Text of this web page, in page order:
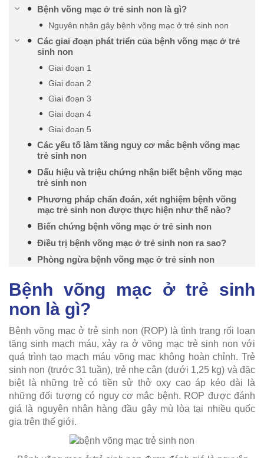
Bệnh võng mạc ở trẻ sinh non là gì?
Nguyên nhân gây bệnh võng mạc ở trẻ sinh non
Các giai đoạn phát triển của bệnh võng mạc ở trẻ
sinh non
Giai đoạn 1
Giai đoạn 2
Giai đoạn 3
Giai đoạn 4
Giai đoạn 5
Các yếu tố làm tăng nguy cơ mắc bệnh võng mạc
trẻ sinh non
Dấu hiệu và triệu chứng nhận biết bệnh võng mạc
trẻ sinh non
Phương pháp chẩn đoán, xét nghiệm bệnh võng
mạc trẻ sinh non được thực hiện như thế nào?
Biến chứng bệnh võng mạc ở trẻ sinh non
Điều trị bệnh võng mạc ở trẻ sinh non ra sao?
Phòng ngừa bệnh võng mạc ở trẻ sinh non
Bệnh võng mạc ở trẻ sinh
non là gì?
Bệnh võng mạc ở trẻ sinh non (ROP) là tình trạng rối loạn
tăng sinh mạch máu, xảy ra ở võng mạc trẻ sinh non với
quá trình tạo mạch máu võng mạc không hoàn chỉnh. Trẻ
sinh non (trước 31 tuần), trẻ nhẹ cân (dưới 1,25 kg) và đặc
biệt là những trẻ có tiền sử thở oxy cao áp kéo dài là
những đối tượng có nguy cơ mắc bệnh. ROP được đánh
giá là nguyên nhân hàng đầu gây mù lòa tại nhiều quốc
gia trên thế giới.